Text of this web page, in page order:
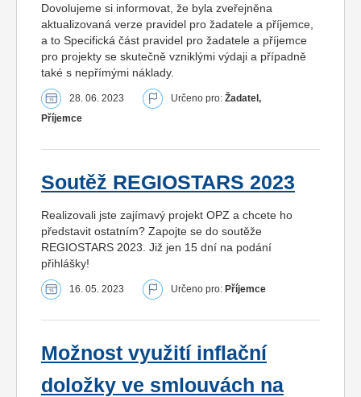
Dovolujeme si informovat, že byla zveřejněna
aktualizovaná verze pravidel pro žadatele a příjemce,
a to Specifická část pravidel pro žadatele a příjemce
pro projekty se skutečně vzniklými výdaji a případně
také s nepřímými náklady.
28. 06. 2023 Určeno pro: Žadatel,
Příjemce
Soutěž REGIOSTARS 2023
Realizovali jste zajímavý projekt OPZ a chcete ho
představit ostatním? Zapojte se do soutěže
REGIOSTARS 2023. Již jen 15 dní na podání
přihlášky!
16. 05. 2023 Určeno pro: Příjemce
Možnost využití inflační
doložky ve smlouvách na